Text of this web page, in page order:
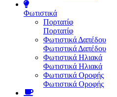
Φωτιστικά
Πορτατίφ
Πορτατίφ
Φωτιστικά Δαπέδου
Φωτιστικά Δαπέδου
Φωτιστικά Ηλιακά
Φωτιστικά Ηλιακά
Φωτιστικά Οροφής
Φωτιστικά Οροφής